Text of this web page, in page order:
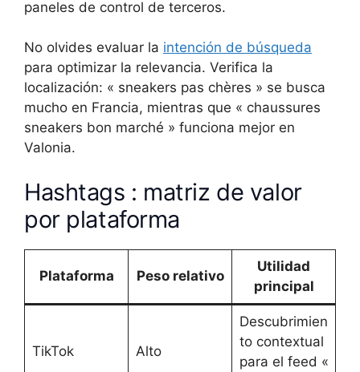
paneles de control de terceros.
No olvides evaluar la intención de búsqueda
para optimizar la relevancia. Verifica la
localización: « sneakers pas chères » se busca
mucho en Francia, mientras que « chaussures
sneakers bon marché » funciona mejor en
Valonia.
Hashtags : matriz de valor
por plataforma
Plataforma Peso relativo
Utilidad
principal
TikTok Alto
Descubrimien
to contextual
para el feed «